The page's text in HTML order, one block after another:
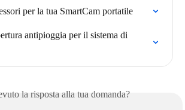
per la tua SmartCam portatile
antipioggia per il sistema di
la risposta alla tua domanda?